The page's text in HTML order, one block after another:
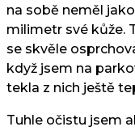
na sobě neměl
milimetr své kůže.
se skvěle
když jsem na
tekla z nich ještě
Tuhle očistu jsem